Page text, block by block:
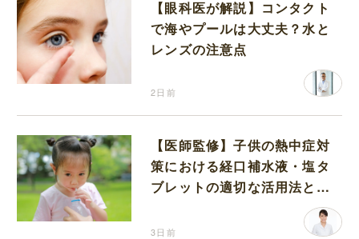
【眼科医が解説】コンタクト
で海やプールは大丈夫？水と
レンズの注意点
2日前
【医師監修】子供の熱中症対
策における経口補水液・塩タ
ブレットの適切な活用法と水
3日前